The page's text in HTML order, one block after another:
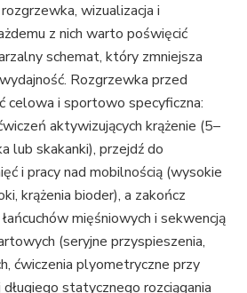
wizualizacja i
z nich warto poświęcić
schemat, który zmniejsza
Rozgrzewka przed
celowa i sportowo specyficzna:
aktywizujących krążenie (5–
lub skakanki), przejdź do
i pracy nad mobilnością (wysokie
krążenia bioder), a zakończ
mięśniowych i sekwencją
(seryjne przyspieszenia,
ćwiczenia plyometryczne przy
statycznego rozciągania